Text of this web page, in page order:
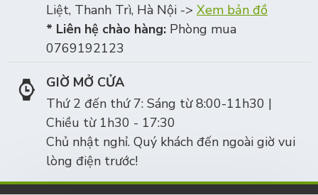
Liệt, Thanh Trì, Hà Nội -> Xem bản đồ
* Liên hệ chào hàng: Phòng mua
0769192123
GIỜ MỞ CỬA
Thứ 2 đến thứ 7: Sáng từ 8:00-11h30 |
Chiều từ 1h30 - 17:30
Chủ nhật nghỉ. Quý khách đến ngoài giờ vui
lòng điện trước!